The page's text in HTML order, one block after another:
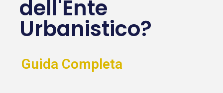
dell'Ente
Urbanistico?
Guida Completa